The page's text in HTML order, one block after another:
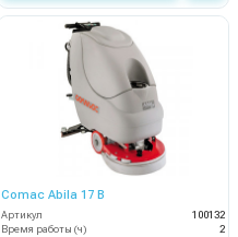
Comac Abila 17 B
Артикул
100132
Время работы (ч)
2